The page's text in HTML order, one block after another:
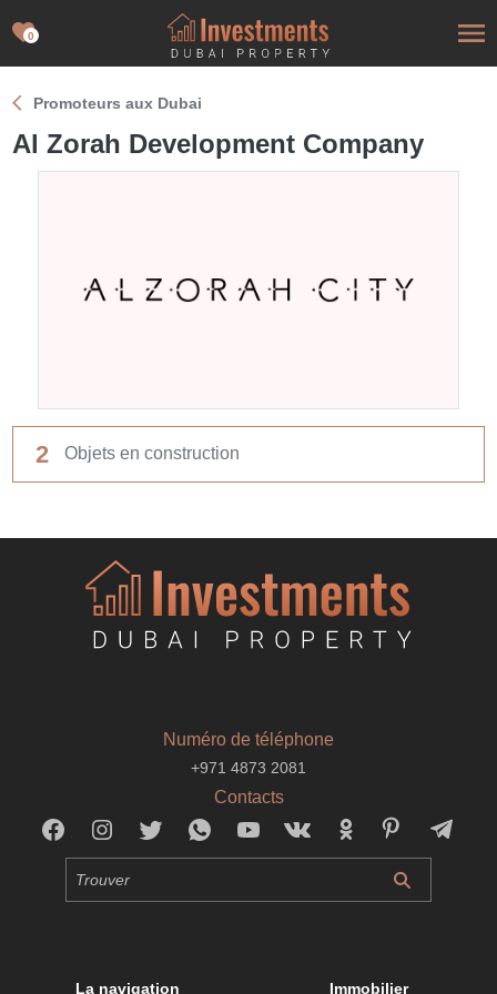
0
Promoteurs aux Dubai
Al Zorah Development Company
2 Objets en construction
Numéro de téléphone
+971 4873 2081
Contacts
La navigation Immobilier